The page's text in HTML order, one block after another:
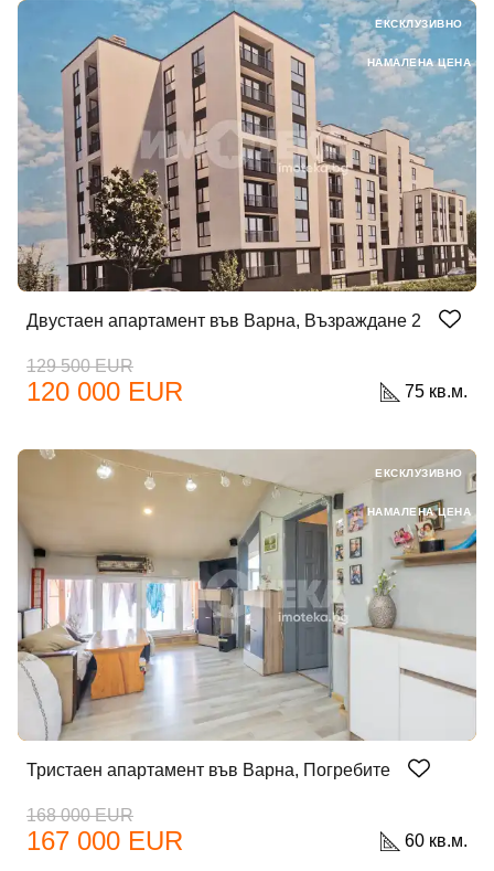
Двустаен апартамент във Варна, Възраждане 2
129 500 EUR
120 000 EUR 75 кв.м.
ЕКСКЛУЗИВНО
НАМАЛЕНА ЦЕНА
Тристаен апартамент във Варна, Погребите
168 000 EUR
167 000 EUR 60 кв.м.
ЕКСКЛУЗИВНО
НАМАЛЕНА ЦЕНА